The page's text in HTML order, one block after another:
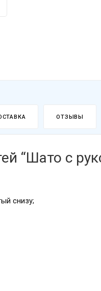
ОТЗЫВЫ
“Шато с
снизу;